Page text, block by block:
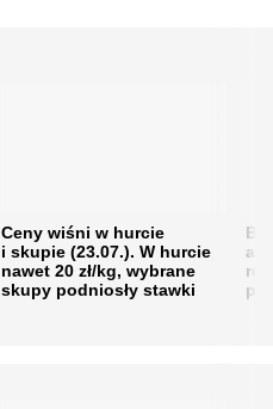
Ceny wiśni w hurcie
i skupie (23.07.). W hurcie
nawet 20 zł/kg, wybrane
skupy podniosły stawki